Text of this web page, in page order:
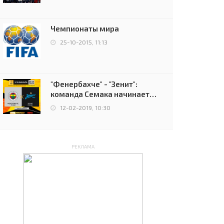
чемпионов.
Чемпионаты мира
25-10-2015, 11:13
"Фенербахче" - "Зенит":
команда Семака начинает
путь в плей-офф Лиги
12-02-2019, 10:30
РЕКЛАМА